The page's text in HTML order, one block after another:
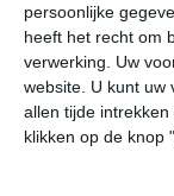
persoonlijke
heeft het recht om
verwerking. Uw
website. U kunt uw
allen tijde
klikken op de knop
23:00
23:00